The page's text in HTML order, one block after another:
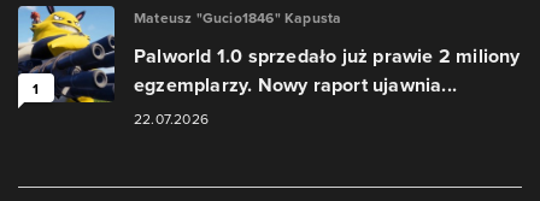
1
Mateusz "Gucio1846" Kapusta
Palworld 1.0 sprzedało już prawie 2 miliony
egzemplarzy. Nowy raport ujawnia...
22.07.2026